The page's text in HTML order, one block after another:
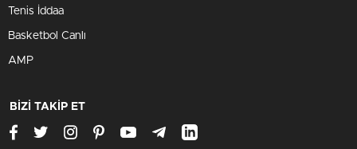
Tenis İddaa
Basketbol Canlı
AMP
BİZİ TAKİP ET